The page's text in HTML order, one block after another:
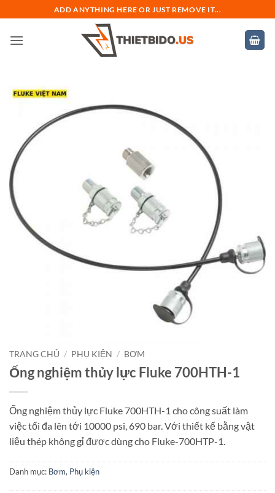
qua
nội
ADD ANYTHING HERE OR JUST REMOVE IT...
TRANG CHỦ / PHỤ KIỆN / BƠM
Ống nghiệm thủy lực Fluke 700HTH-1
Ống nghiệm thủy lực Fluke 700HTH-1 cho công suất làm
việc tối đa lên tới 10000 psi, 690 bar. Với thiết kế bằng vật
liệu thép không gỉ được dùng cho Fluke-700HTP-1.
Danh mục: Bơm, Phụ kiện